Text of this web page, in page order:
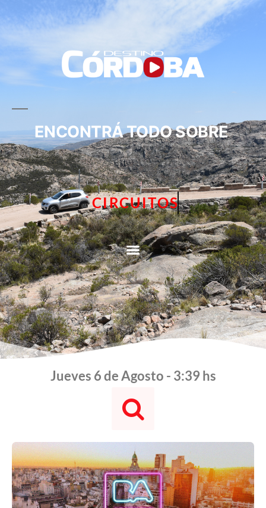
ENCONTRÁ TODO SOBRE
CIRCUITOS
Jueves 6 de Agosto - 3:39 hs